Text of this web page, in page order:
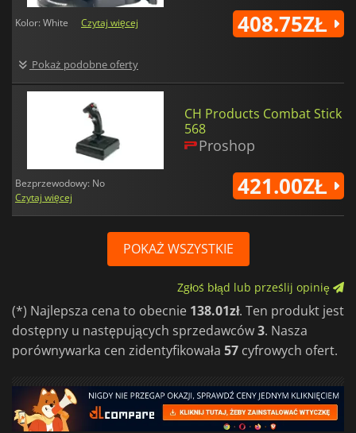
Kolor: White Czytaj więcej
Pokaż podobne oferty
408.75ZŁ
CH Products Combat Stick
568
Proshop
Bezprzewodowy: No
Czytaj więcej
421.00ZŁ
POKAŻ WSZYSTKIE
Zgłoś błąd lub prześlij opinię
(*) Najlepsza cena to obecnie 138.01zł. Ten produkt jest
dostępny u następujących sprzedawców3. Nasza
porównywarka cen zidentyfikowała 57 cyfrowych ofert.